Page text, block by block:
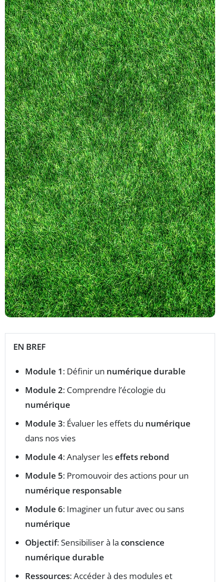
EN BREF
Module 1: Définir un numérique durable
Module 2: Comprendre l’écologie du
numérique
Module 3: Évaluer les effets du numérique
dans nos vies
Module 4: Analyser leseffets rebond
Module 5: Promouvoir des actions pour un
numérique responsable
Module 6: Imaginer un futur avec ou sans
numérique
Objectif: Sensibiliser à la conscience
numérique durable
Ressources: Accéder à des modules et